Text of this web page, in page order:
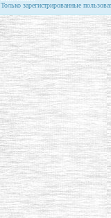
Только зарегистрированные